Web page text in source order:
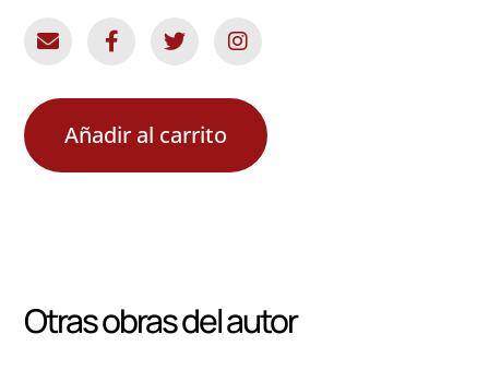
Añadir al carrito
Otras obras del autor